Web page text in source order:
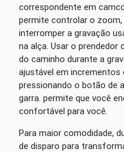
correspondente em
permite controlar o
interromper a gravação
na alça. Usar o
do caminho durante a
ajustável em incrementos
pressionando o botão de
garra. permite que você
confortável para você.
Para maior comodidade,
de disparo para